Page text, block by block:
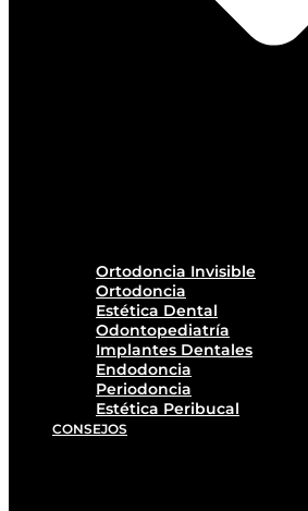
Ortodoncia Invisible
Ortodoncia
Estética Dental
Odontopediatría
Implantes Dentales
Endodoncia
Periodoncia
Estética Peribucal
CONSEJOS